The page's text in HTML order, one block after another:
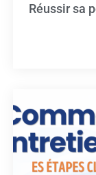
Réussir sa